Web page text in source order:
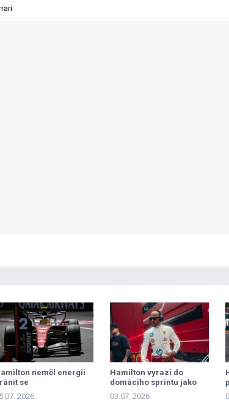
neměl energii
se
2026
Hamilton vyrazí do
domácího sprintu jako
první
03.07. 2026